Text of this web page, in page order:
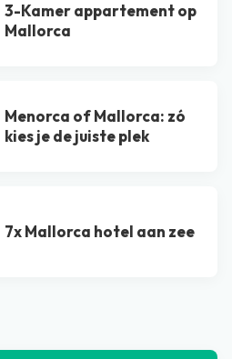
3-Kamer appartement op
Mallorca
Menorca of Mallorca: zó
kies je de juiste plek
7x Mallorca hotel aan zee